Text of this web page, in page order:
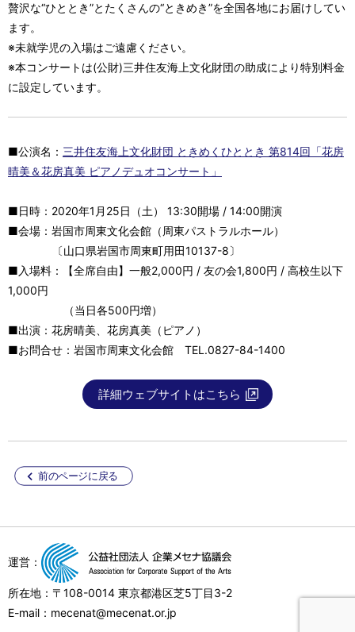
贅沢な“ひととき”とたくさんの“ときめき”を全国各地にお届けしてい
ます。
※未就学児の入場はご遠慮ください。
※本コンサートは(公財)三井住友海上文化財団の助成により特別料金
に設定しています。
■公演名： 三井住友海上文化財団 ときめくひととき 第814回「花房
晴美＆花房真美 ピアノデュオコンサート」
■日時：2020年1月25日（土） 13:30開場 / 14:00開演
■会場：岩国市周東文化会館（周東パストラルホール）
〔山口県岩国市周東町用田10137-8〕
■入場料：【全席自由】一般2,000円 / 友の会1,800円 / 高校生以下
1,000円
（当日各500円増）
■出演：花房晴美、花房真美（ピアノ）
■お問合せ：岩国市周東文化会館 TEL.0827-84-1400
詳細ウェブサイトはこちら
前のページに戻る
運営：
所在地：〒108-0014 東京都港区芝5丁目3-2
E-mail：mecenat@mecenat.or.jp